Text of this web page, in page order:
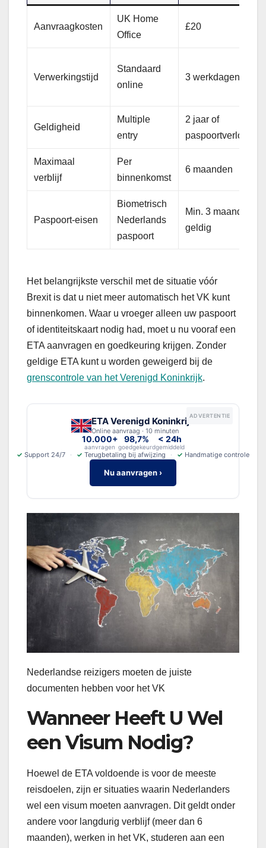
Aanvraagkosten
UK Home
Office
£20
Verwerkingstijd
Standaard
online
3 werkdagen
Geldigheid
Multiple
entry
2 jaar of
paspoortverloop
Maximaal
verblijf
Per
binnenkomst
6 maanden
Paspoort-eisen
Biometrisch
Nederlands
paspoort
Min. 3 maanden
geldig
Het belangrijkste verschil met de situatie vóór
Brexit is dat u niet meer automatisch het VK kunt
binnenkomen. Waar u vroeger alleen uw paspoort
of identiteitskaart nodig had, moet u nu vooraf een
ETA aanvragen en goedkeuring krijgen. Zonder
geldige ETA kunt u worden geweigerd bij de
grenscontrole van het Verenigd Koninkrijk.
ADVERTENTIE
ETA Verenigd Koninkrijk
Online aanvraag · 10 minuten
10.000+
aanvragen
98,7%
goedgekeurd
< 24h
gemiddeld
✓ Support 24/7 ✓ Terugbetaling bij afwijzing ✓ Handmatige controle
Nu aanvragen ›
Nederlandse reizigers moeten de juiste
documenten hebben voor het VK
Wanneer Heeft U Wel
een Visum Nodig?
Hoewel de ETA voldoende is voor de meeste
reisdoelen, zijn er situaties waarin Nederlanders
wel een visum moeten aanvragen. Dit geldt onder
andere voor langdurig verblijf (meer dan 6
maanden), werken in het VK, studeren aan een